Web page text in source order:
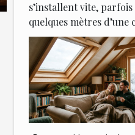
s’installent vite, parfois
quelques mètres d’une